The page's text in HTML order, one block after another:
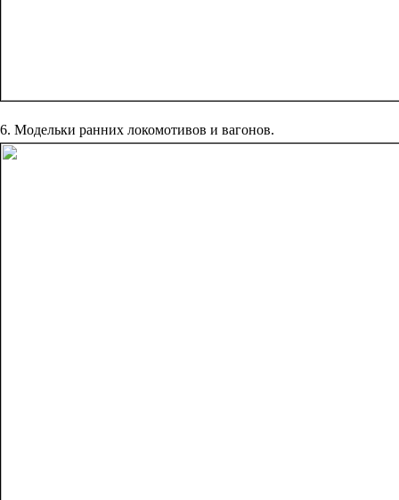
6. Модельки ранних локомотивов и вагонов.